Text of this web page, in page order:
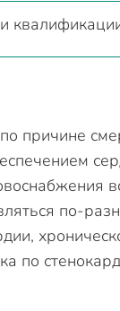
причине
по-
по